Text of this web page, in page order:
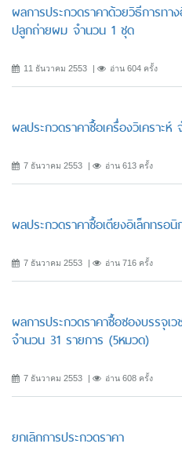
ผลการประกวดราคาด้วยวิธีการทา
ปลูกถ่ายผม จำนวน 1 ชุด
11 ธันวาคม 2553 อ่าน 604 ครั้ง
ผลประกวดราคาซื้อเครื่องวิเคราะห์
7 ธันวาคม 2553 อ่าน 613 ครั้ง
ผลประกวดราคาซื้อเตียงอิเล็กทรอ
7 ธันวาคม 2553 อ่าน 716 ครั้ง
ผลการประกวดราคาซื้อซองบรรจุเ
จำนวน 31 รายการ (5หมวด)
7 ธันวาคม 2553 อ่าน 608 ครั้ง
ยกเลิกการประกวดราคา